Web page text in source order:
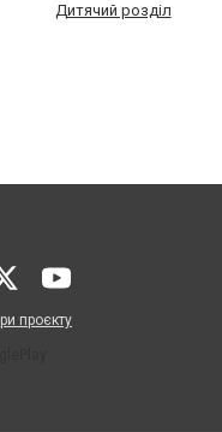
Дитячий розділ
проєкту